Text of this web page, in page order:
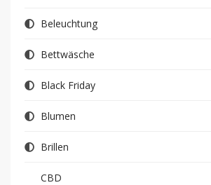
Beleuchtung
Bettwäsche
Black Friday
Blumen
Brillen
CBD